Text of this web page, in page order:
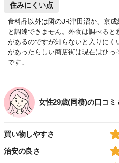
住みにくい点
食料品以外は隣のJR津田沼か、京
と調達できません。外食は調べる
があるのですが知らないと入りにく
があったらしい商店街は現在はひっ
です。
女性29歳(同棲)の口コミ
買い物しやすさ
治安の良さ